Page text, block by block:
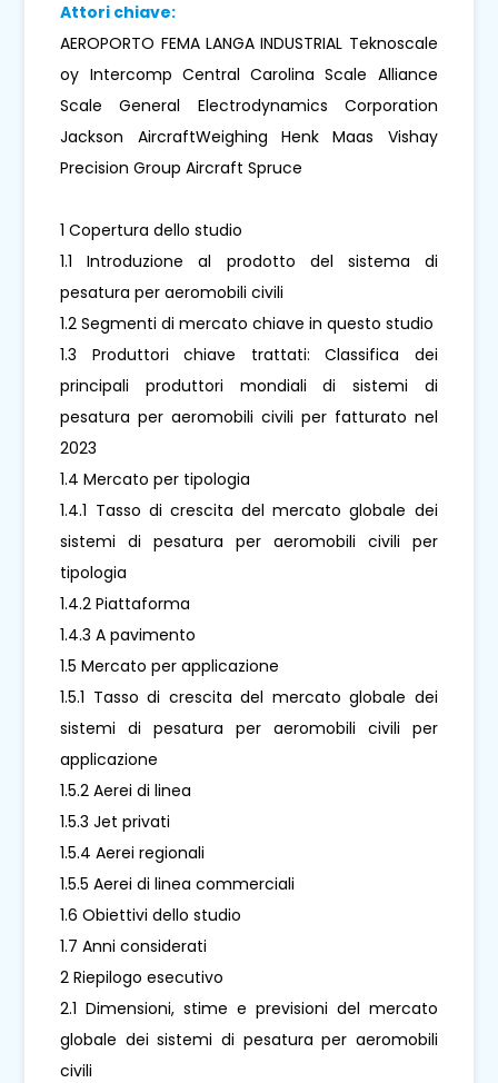
Attori chiave:
AEROPORTO FEMA LANGA INDUSTRIAL Teknoscale
oy Intercomp Central Carolina Scale Alliance
Scale General Electrodynamics Corporation
Jackson AircraftWeighing Henk Maas Vishay
Precision Group Aircraft Spruce
1 Copertura dello studio
1.1 Introduzione al prodotto del sistema di
pesatura per aeromobili civili
1.2 Segmenti di mercato chiave in questo studio
1.3 Produttori chiave trattati: Classifica dei
principali produttori mondiali di sistemi di
pesatura per aeromobili civili per fatturato nel
2023
1.4 Mercato per tipologia
1.4.1 Tasso di crescita del mercato globale dei
sistemi di pesatura per aeromobili civili per
tipologia
1.4.2 Piattaforma
1.4.3 A pavimento
1.5 Mercato per applicazione
1.5.1 Tasso di crescita del mercato globale dei
sistemi di pesatura per aeromobili civili per
applicazione
1.5.2 Aerei di linea
1.5.3 Jet privati
1.5.4 Aerei regionali
1.5.5 Aerei di linea commerciali
1.6 Obiettivi dello studio
1.7 Anni considerati
2 Riepilogo esecutivo
2.1 Dimensioni, stime e previsioni del mercato
globale dei sistemi di pesatura per aeromobili
civili